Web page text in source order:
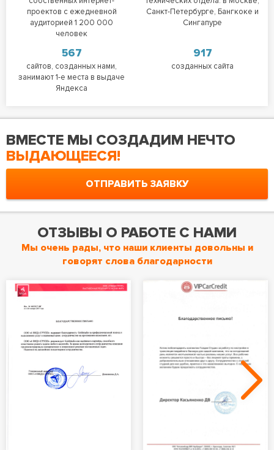
проектов с ежедневной
аудиторией 1 200 000
человек
Санкт-Петербурге, Бангкоке и
Сингапуре
567
сайтов, созданных нами,
занимают 1-е места в выдаче
Яндекса
917
созданных сайта
ВМЕСТЕ МЫ СОЗДАДИМ НЕЧТО
ВЫДАЮЩЕЕСЯ!
ОТПРАВИТЬ ЗАЯВКУ
ОТЗЫВЫ О РАБОТЕ С НАМИ
Мы очень рады, что наши клиенты довольны и
говорят слова благодарности